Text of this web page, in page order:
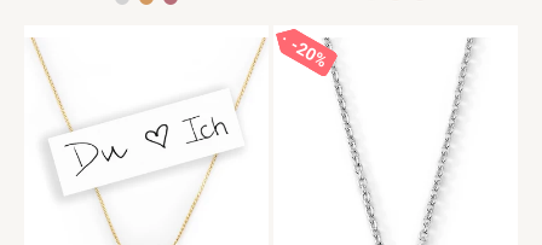
20%
20%
20%